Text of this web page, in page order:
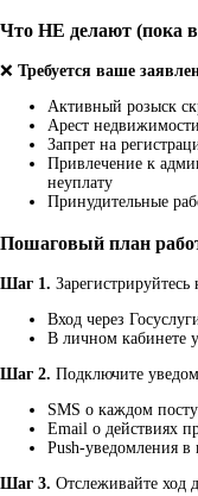
Что НЕ делают (пока
❌ Требуется ваше
Активный розыск
Арест
Запрет на
Привлечение к
неуплату
Принудительные
Пошаговый план
Шаг 1.
Вход через
В личном кабинете
Шаг 2. Подключите
SMS о каждом
Email о действиях
Push-уведомления
Шаг 3. Отслеживайте ход